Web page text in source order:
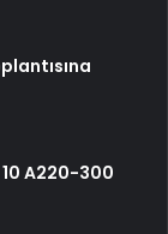
A220-300